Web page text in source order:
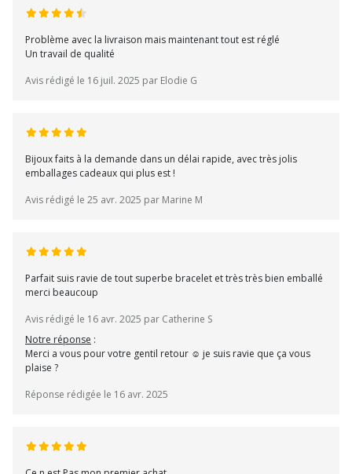
Problème avec la livraison mais maintenant tout est réglé
Un travail de qualité
Avis rédigé le 16 juil. 2025 par Elodie G
Bijoux faits à la demande dans un délai rapide, avec très jolis
emballages cadeaux qui plus est !
Avis rédigé le 25 avr. 2025 par Marine M
Parfait suis ravie de tout superbe bracelet et très très bien emballé
merci beaucoup
Avis rédigé le 16 avr. 2025 par Catherine S
Notre réponse :
Merci a vous pour votre gentil retour ☺️ je suis ravie que ça vous
plaise ?
Réponse rédigée le 16 avr. 2025